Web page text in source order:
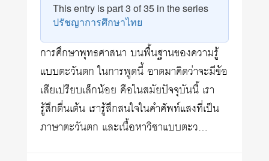
This entry is part 3 of 35 in the series
ปรัชญาการศึกษาไทย
การศึกษาพุทธศาสนา บนพื้นฐานของความรู้
แบบตะวันตก ในการพูดนี้ อาตมาคิดว่าจะมีข้อ
เสียเปรียบเล็กน้อย คือในสมัยปัจจุบันนี้ เรา
รู้สึกตื่นเต้น เรารู้สึกสนใจในคำศัพท์แสงที่เป็น
ภาษาตะวันตก และเนื้อหาวิชาแบบตะว…